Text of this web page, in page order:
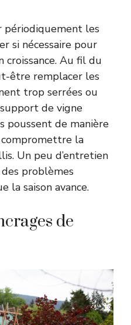
périodiquement les
si nécessaire pour
croissance. Au fil du
être remplacer les
trop serrées ou
de vigne
poussent de manière
compromettre la
Un peu d’entretien
problèmes
la saison avance.
de